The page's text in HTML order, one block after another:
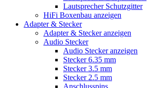
Lautsprecher Schutzgitter
HiFi Boxenbau anzeigen
Adapter & Stecker
Adapter & Stecker anzeigen
Audio Stecker
Audio Stecker anzeigen
Stecker 6.35 mm
Stecker 3.5 mm
Stecker 2.5 mm
Anschlusspins